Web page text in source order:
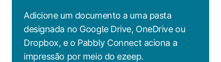
Adicione um documento a uma pasta
designada no Google Drive, OneDrive ou
Dropbox, e o Pabbly Connect aciona a
impressão por meio do ezeep.